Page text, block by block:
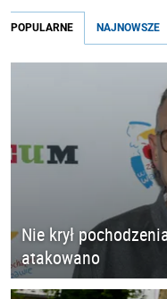
POPULARNE NAJNOWSZE
Nie krył
atakowano